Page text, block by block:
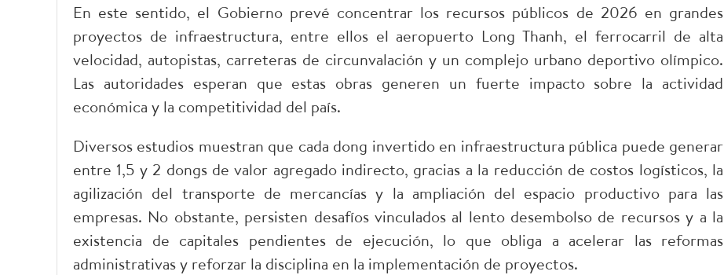
​En este sentido, el Gobierno prevé concentrar los recursos públicos de 2026 en grandes
proyectos de infraestructura, entre ellos el aeropuerto Long Thanh, el ferrocarril de alta
velocidad, autopistas, carreteras de circunvalación y un complejo urbano deportivo olímpico.
Las autoridades esperan que estas obras generen un fuerte impacto sobre la actividad
económica y la competitividad del país.
​Diversos estudios muestran que cada dong invertido en infraestructura pública puede generar
entre 1,5 y 2 dongs de valor agregado indirecto, gracias a la reducción de costos logísticos, la
agilización del transporte de mercancías y la ampliación del espacio productivo para las
empresas. No obstante, persisten desafíos vinculados al lento desembolso de recursos y a la
existencia de capitales pendientes de ejecución, lo que obliga a acelerar las reformas
administrativas y reforzar la disciplina en la implementación de proyectos.